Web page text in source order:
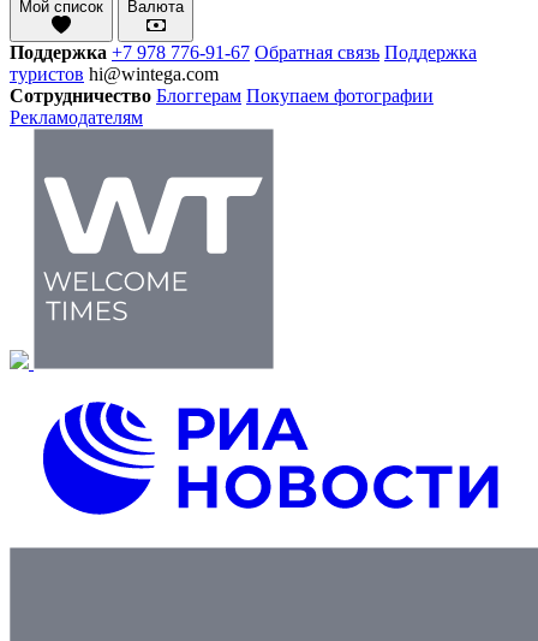
Мой список Валюта
Поддержка +7 978 776-91-67 Обратная связь Поддержка
туристов hi@wintega.com
Сотрудничество Блоггерам Покупаем фотографии
Рекламодателям